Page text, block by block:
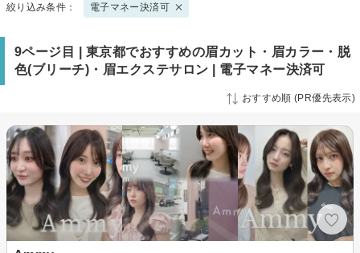
絞り込み条件： 電子マネー決済可
9ページ目 | 東京都でおすすめの眉カット・眉カラー・脱
色(ブリーチ)・眉エクステサロン | 電子マネー決済可
おすすめ順 (PR優先表示)